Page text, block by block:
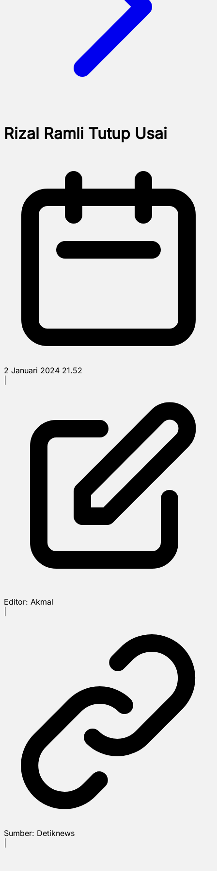
Rizal Ramli Tutup Usai
2 Januari 2024 21.52
Editor: Akmal
Sumber: Detiknews